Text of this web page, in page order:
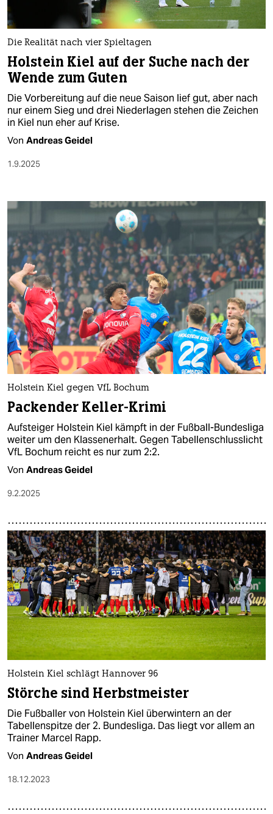
nord
wahrheit
verlag
verlag
unterstützen
abo
genossenschaft
epaper login
Die Realität nach vier Spieltagen
Holstein Kiel auf der Suche nach der
Wende zum Guten
Die Vorbereitung auf die neue Saison lief gut, aber nach
nur einem Sieg und drei Niederlagen stehen die Zeichen
in Kiel nun eher auf Krise.
Von Andreas Geidel
1.9.2025
Holstein Kiel gegen VfL Bochum
Packender Keller-Krimi
Aufsteiger Holstein Kiel kämpft in der Fußball-Bundesliga
weiter um den Klassenerhalt. Gegen Tabellenschlusslicht
VfL Bochum reicht es nur zum 2:2.
Von Andreas Geidel
9.2.2025
Holstein Kiel schlägt Hannover 96
Störche sind Herbstmeister
Die Fußballer von Holstein Kiel überwintern an der
Tabellenspitze der 2. Bundesliga. Das liegt vor allem an
Trainer Marcel Rapp.
Von Andreas Geidel
18.12.2023